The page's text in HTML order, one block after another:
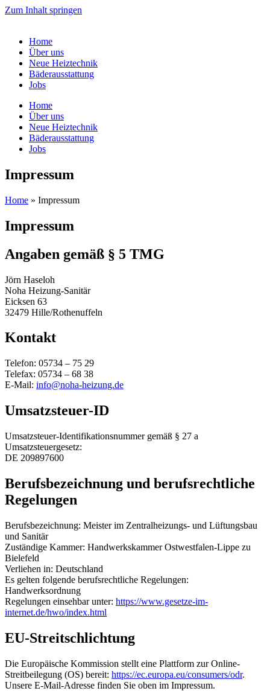
Zum Inhalt springen
Home
Über uns
Neue Heiztechnik
Bäderausstattung
Jobs
Home
Über uns
Neue Heiztechnik
Bäderausstattung
Jobs
Impressum
Home » Impressum
Impressum
Angaben gemäß § 5 TMG
Jörn Haseloh
Noha Heizung-Sanitär
Eicksen 63
32479 Hille/Rothenuffeln
Kontakt
Telefon: 05734 – 75 29
Telefax: 05734 – 68 38
E-Mail: info@noha-heizung.de
Umsatzsteuer-ID
Umsatzsteuer-Identifikationsnummer gemäß § 27 a
Umsatzsteuergesetz:
DE 209897600
Berufsbezeichnung und berufsrechtliche
Regelungen
Berufsbezeichnung: Meister im Zentralheizungs- und Lüftungsbau
und Sanitär
Zuständige Kammer: Handwerkskammer Ostwestfalen-Lippe zu
Bielefeld
Verliehen in: Deutschland
Es gelten folgende berufsrechtliche Regelungen:
Handwerksordnung
Regelungen einsehbar unter: https://www.gesetze-im-
internet.de/hwo/index.html
EU-Streitschlichtung
Die Europäische Kommission stellt eine Plattform zur Online-
Streitbeilegung (OS) bereit: https://ec.europa.eu/consumers/odr.
Unsere E-Mail-Adresse finden Sie oben im Impressum.